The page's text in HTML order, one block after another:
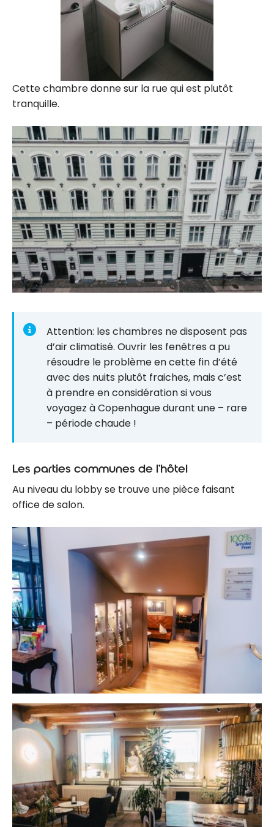
Cette chambre donne sur la rue qui est plutôt
tranquille.
Attention: les chambres ne disposent pas
d’air climatisé. Ouvrir les fenêtres a pu
résoudre le problème en cette fin d’été
avec des nuits plutôt fraiches, mais c’est
à prendre en considération si vous
voyagez à Copenhague durant une – rare
– période chaude !
Les parties communes de l’hôtel
Au niveau du lobby se trouve une pièce faisant
office de salon.